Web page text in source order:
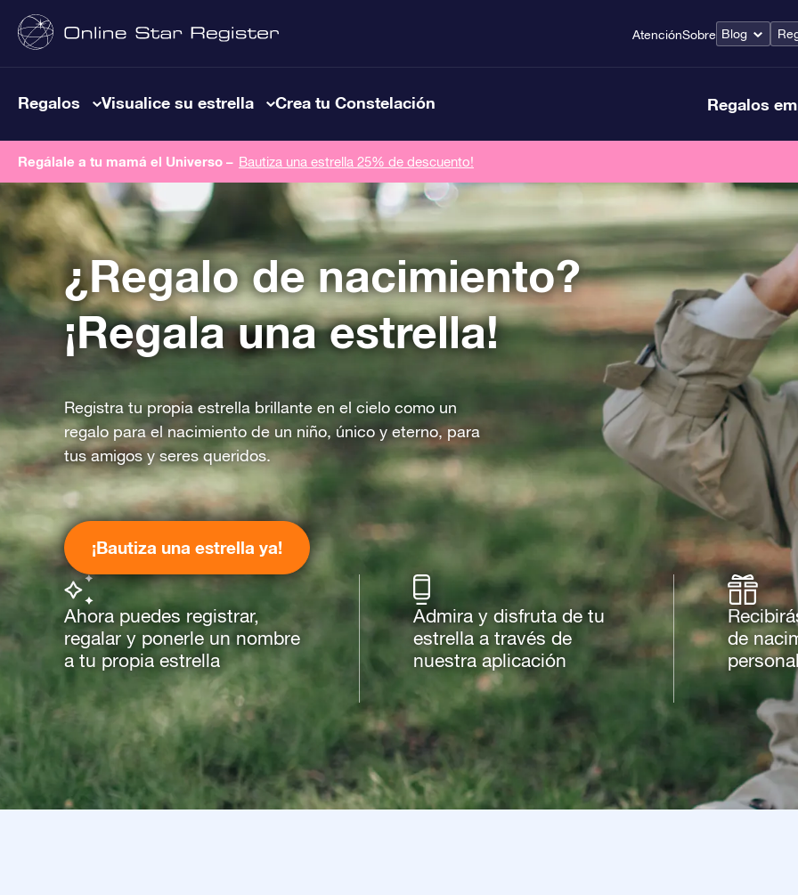
AtenciónSobre Blog
Regalos Visualice su estrella Crea tu Constelación Regalos
Regálale a tu mamá el Universo – Bautiza una estrella 25% de descuento!
¿Regalo de nacimiento?
¡Regala una estrella!
Registra tu propia estrella brillante en el cielo como un
regalo para el nacimiento de un niño, único y eterno, para
tus amigos y seres queridos.
¡Bautiza una estrella ya!
Ahora puedes registrar,
regalar y ponerle un nombre
a tu propia estrella
Admira y disfruta de tu
estrella a través de
nuestra aplicación
de